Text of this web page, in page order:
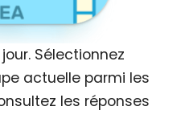
Sélectionnez
actuelle parmi les
les réponses